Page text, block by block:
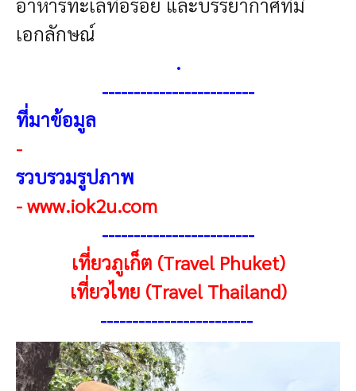
เอกลักษณ์
.
------------------------
ที่มาข้อมูล
-
รวบรวมรูปภาพ
-www.iok2u.com
------------------------
เที่ยวภูเก็ต (Travel Phuket)
เที่ยวไทย (Travel Thailand)
------------------------